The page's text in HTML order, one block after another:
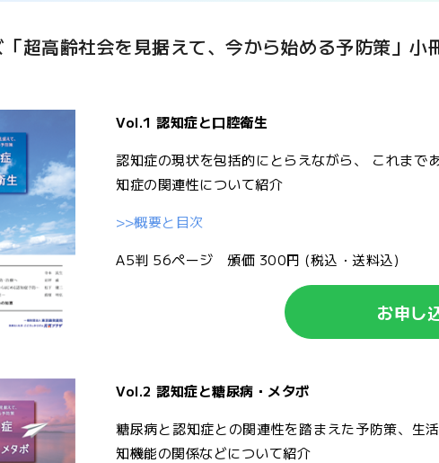
超高齢社会を見据えて、今から始める予防策」小
Vol.1 認知症と口腔衛生
認知症の現状を包括的にとらえながら、 これまで
知症の関連性について紹介
>>概要と目次
A5判 56ページ 頒価 300円 (税込・送料込)
お申し
Vol.2 認知症と糖尿病・メタボ
糖尿病と認知症との関連性を踏まえた予防策、生
知機能の関係などについて紹介